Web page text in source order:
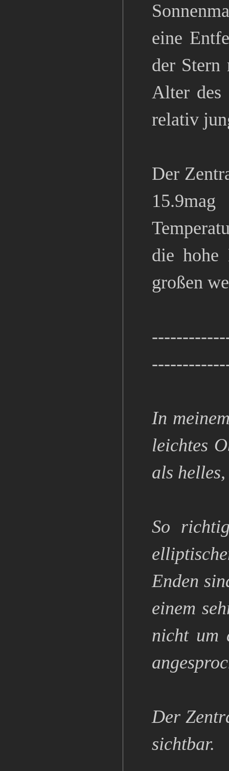
eine
der Stern
Alter des
relativ
Der
die hohe
großen
In
leichtes
als
So
Enden
einem
nicht um
Der
sichtbar.